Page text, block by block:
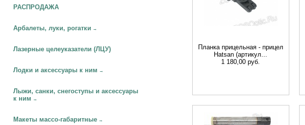
РАСПРОДАЖА
Арбалеты, луки, рогатки →
Лазерные целеуказатели (ЛЦУ)
Лодки и аксессуары к ним →
Лыжи, санки, снегоступы и аксессуары
к ним →
Макеты массо-габаритные →
Планка прицельная - прицел
Hatsan (артикул...
1 180,00 руб.